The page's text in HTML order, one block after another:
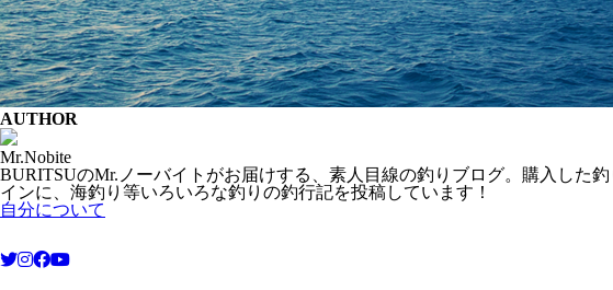
AUTHOR
Mr.Nobite
BURITSUのMr.ノーバイトがお届けする、素人目線の釣りブログ。購入した
インに、海釣り等いろいろな釣りの釣行記を投稿しています！
自分について